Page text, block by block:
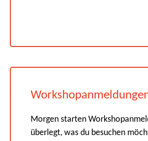
Morgen starten
überlegt, was du besuchen